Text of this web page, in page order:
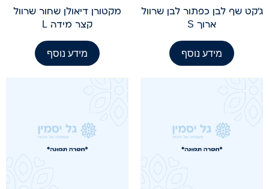
ג'קט שף לבן כפתור לבן שרוול
ארוך S
מידע נוסף
מקטורן דיאולן שחור שרוול
קצר מידה L
מידע נוסף